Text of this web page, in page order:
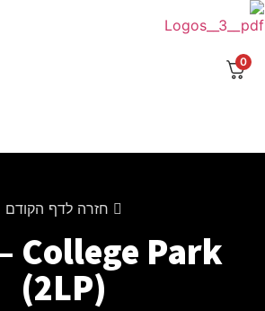
דלג
לתוכן
0
חזרה לדף הקודם
College Park
(2LP)